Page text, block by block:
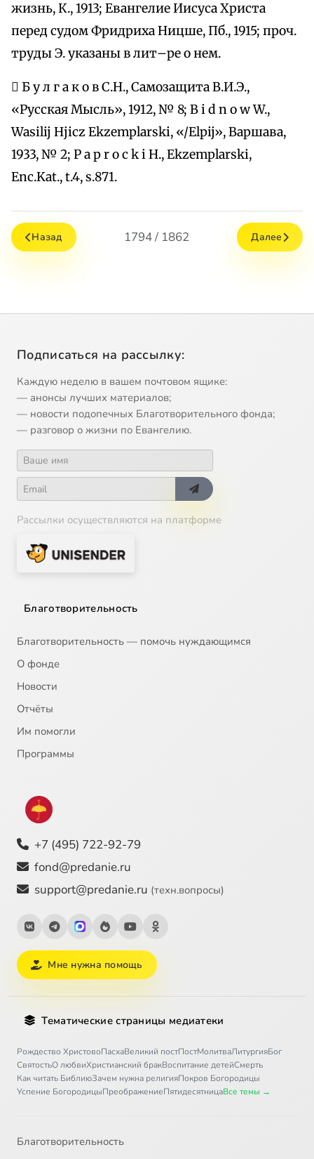
жизнь, К., 1913; Евангелие Иисуса Христа
перед судом Фридриха Ницше, Пб., 1915; проч.
труды Э. указаны в лит–ре о нем.
 Б у л г а к о в С.Н., Самозащита В.И.Э.,
«Русская Мысль», 1912, № 8; B i d n o w W.,
Wasilij Hjicz Ekzemplarski, «/Elpij», Варшава,
1933, № 2; Р а р r о с k i H., Ekzemplarski,
Enc.Kat., t.4, s.871.
Назад 1794 / 1862 Далее
Подписаться на рассылку:
Каждую неделю в вашем почтовом ящике:
— анонсы лучших материалов;
— новости подопечных Благотворительного фонда;
— разговор о жизни по Евангелию.
Рассылки осуществляются на платформе
Благотворительность
Благотворительность — помочь нуждающимся
О фонде
Новости
Отчёты
Им помогли
Программы
+7 (495) 722-92-79
fond@predanie.ru
support@predanie.ru (техн.вопросы)
Мне нужна помощь
Тематические страницы медиатеки
Рождество ХристовоПасхаВеликий постПостМолитваЛитургияБог
СвятостьО любвиХристианский бракВоспитание детейСмерть
Как читать БиблиюЗачем нужна религияПокров Богородицы
Успение БогородицыПреображениеПятидесятницаВсе темы →
Благотворительность